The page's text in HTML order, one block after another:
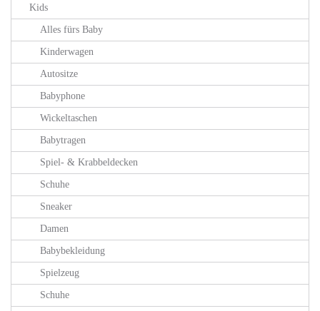
Kids
Alles fürs Baby
Kinderwagen
Autositze
Babyphone
Wickeltaschen
Babytragen
Spiel- & Krabbeldecken
Schuhe
Sneaker
Damen
Babybekleidung
Spielzeug
Schuhe